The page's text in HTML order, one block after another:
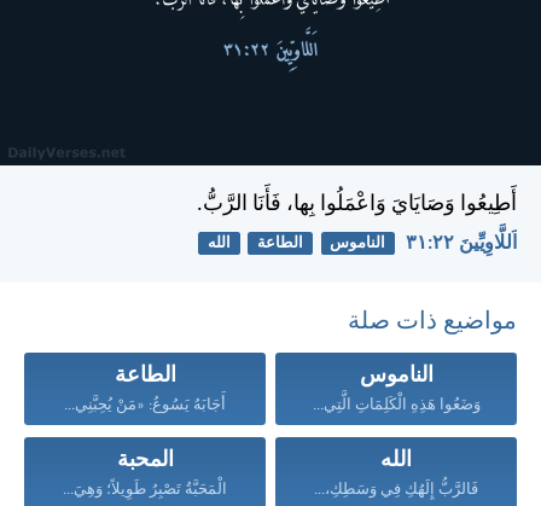
أَطِيعُوا وَصَايَايَ وَاعْمَلُوا بِها، فَأَنَا الرَّبُّ.
اَللَّاوِيِّينَ ٢٢:‏٣١ الناموس الطاعة الله
مواضيع ذات صلة
الناموس
وَضَعُوا هَذِهِ الْكَلِمَاتِ الَّتِي...
الطاعة
أَجَابَهُ يَسُوعُ: «مَنْ يُحِبَّنِي...
الله
فَالرَّبُّ إِلَهُكِ فِي وَسَطِكِ،...
المحبة
الْمَحَبَّةُ تَصْبِرُ طَوِيلاً؛ وَهِيَ...